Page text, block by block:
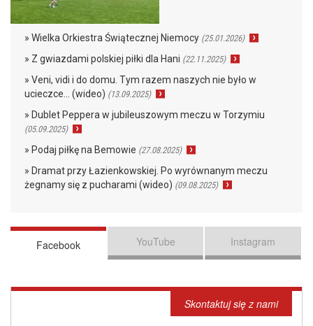
» Wielka Orkiestra Świątecznej Niemocy (25.01.2026)
» Z gwiazdami polskiej piłki dla Hani (22.11.2025)
» Veni, vidi i do domu. Tym razem naszych nie było w
ucieczce… (wideo) (13.09.2025)
» Dublet Peppera w jubileuszowym meczu w Torzymiu
(05.09.2025)
» Podaj piłkę na Bemowie (27.08.2025)
» Dramat przy Łazienkowskiej. Po wyrównanym meczu
żegnamy się z pucharami (wideo) (09.08.2025)
Facebook YouTube Instagram
Skontaktuj się z nami